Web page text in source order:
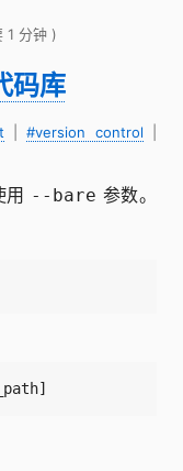
1 分钟 )
码库
|#version control
--bare 参数。